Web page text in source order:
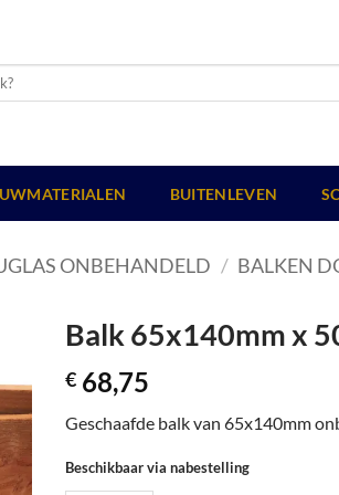
BUITENLEVEN
ONBEHANDELD / BALKEN
Balk 65x140mm x
€ 68,75
Geschaafde balk van 65x140mm
Beschikbaar via nabestelling